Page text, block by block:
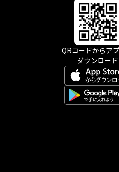
QRコードからア
ダウンロード